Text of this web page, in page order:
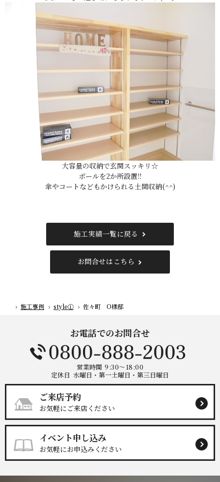
大容量の収納で玄関スッキリ☆
ポールを2か所設置!!
傘やコートなどもかけられる土間収納(^^)
施工実績一覧に戻る
お問合せはこちら
ホーム
施工事例 style① 佐々町 O様邸
お電話でのお問合せ
営業時間 9:30～18:00
定休日 水曜日・第一土曜日・第三日曜日
ご来店予約
お気軽にご来店ください
イベント申し込み
お気軽にお申込みください